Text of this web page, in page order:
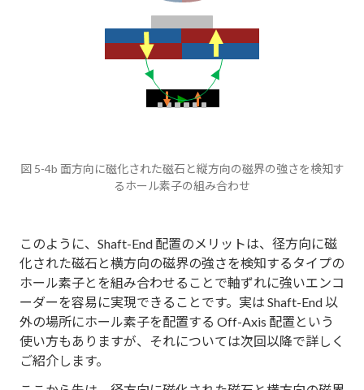
図 5-4b 面方向に磁化された磁石と縦方向の磁界の強さを検知す
るホール素子の組み合わせ
このように、Shaft-End 配置のメリットは、径方向に磁
化された磁石と横方向の磁界の強さを検知するタイプの
ホール素子とを組み合わせることで軸ずれに強いエンコ
ーダーを容易に実現できることです。実は Shaft-End 以
外の場所にホール素子を配置する Off-Axis 配置という
使い方もありますが、それについては次回以降で詳しく
ご紹介します。